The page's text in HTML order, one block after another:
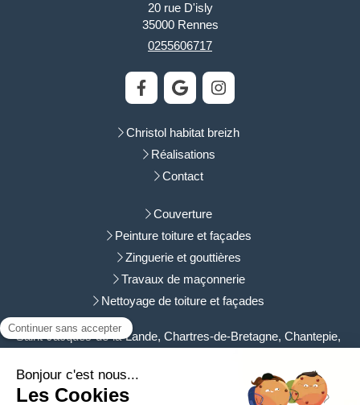
20 rue D'isly
35000 Rennes
0255606717
Christol habitat breizh
Réalisations
Contact
Couverture
Peinture toiture et façades
Zinguerie et gouttières
Travaux de maçonnerie
Nettoyage de toiture et façades
Saint-Jacques-de-la-Lande, Chartres-de-Bretagne, Chantepie,
Cesson-Sévigné, Le Rheu, Pacé, Betton, Laillé